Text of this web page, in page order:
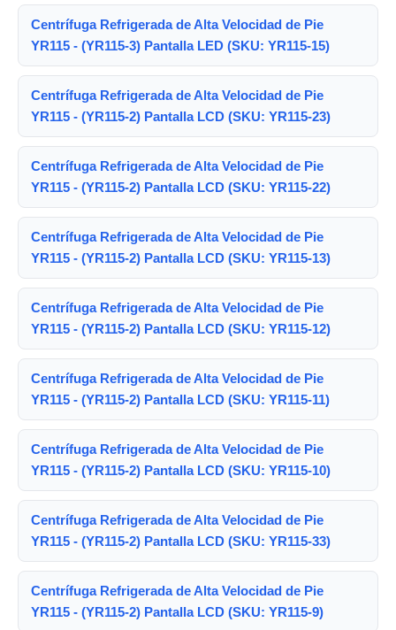
Centrífuga Refrigerada de Alta Velocidad de Pie
YR115 - (YR115-3) Pantalla LED (SKU: YR115-15)
Centrífuga Refrigerada de Alta Velocidad de Pie
YR115 - (YR115-2) Pantalla LCD (SKU: YR115-23)
Centrífuga Refrigerada de Alta Velocidad de Pie
YR115 - (YR115-2) Pantalla LCD (SKU: YR115-22)
Centrífuga Refrigerada de Alta Velocidad de Pie
YR115 - (YR115-2) Pantalla LCD (SKU: YR115-13)
Centrífuga Refrigerada de Alta Velocidad de Pie
YR115 - (YR115-2) Pantalla LCD (SKU: YR115-12)
Centrífuga Refrigerada de Alta Velocidad de Pie
YR115 - (YR115-2) Pantalla LCD (SKU: YR115-11)
Centrífuga Refrigerada de Alta Velocidad de Pie
YR115 - (YR115-2) Pantalla LCD (SKU: YR115-10)
Centrífuga Refrigerada de Alta Velocidad de Pie
YR115 - (YR115-2) Pantalla LCD (SKU: YR115-33)
Centrífuga Refrigerada de Alta Velocidad de Pie
YR115 - (YR115-2) Pantalla LCD (SKU: YR115-9)